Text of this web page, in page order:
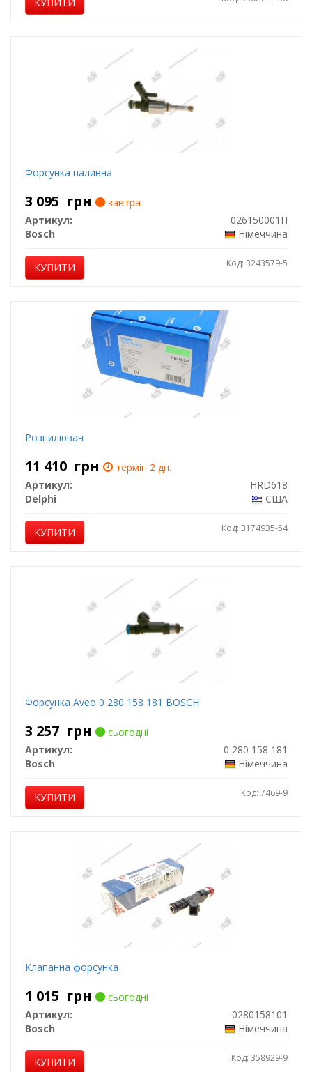
Форсунка паливна
3 095 грн
завтра
Артикул:
026150001H
Bosch
Німеччина
КУПИТИ Код: 3243579-5
Розпилювач
11 410 грн
термін 2 дн.
Артикул:
HRD618
Delphi
США
КУПИТИ Код: 3174935-54
Форсунка Aveo 0 280 158 181 BOSCH
3 257 грн
сьогодні
Артикул:
0 280 158 181
Bosch
Німеччина
КУПИТИ Код: 7469-9
Клапанна форсунка
1 015 грн
сьогодні
Артикул:
0280158101
Bosch
Німеччина
КУПИТИ Код: 358929-9